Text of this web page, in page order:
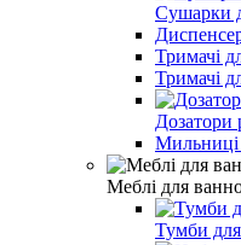
Сушарки
Тримачі
Тримачі
Дозатори
Мильниці
Меблі для
Тумби для